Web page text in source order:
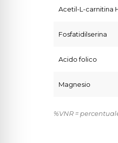
Acetil-L-carnitina
Fosfatidilserina
Acido folico
Magnesio
%VNR =